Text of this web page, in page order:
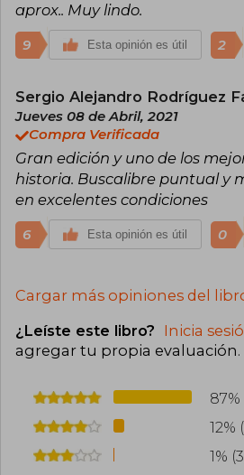
aprox.. Muy lindo.
9 Esta opinión es útil 2
Sergio Alejandro Rodríguez
Jueves 08 de Abril, 2021
Compra Verificada
Gran edición y uno de los
historia. Buscalibre puntual y
en excelentes condiciones
6 Esta opinión es útil 0
Cargar más opiniones del
¿Leíste este libro? Inicia
agregar tu propia evaluación.
87%
12%
1%